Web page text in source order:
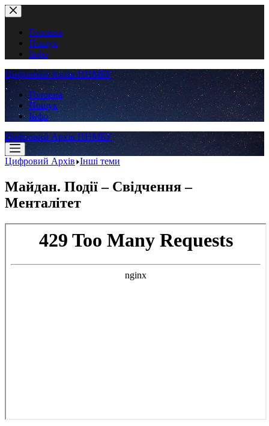
Перейти
до
вмістуГоловна
Пошук
Інфо
Цифровий Архів ННМБУ
Головна
Пошук
Інфо
Цифровий Архів ННМБУ
Цифровий Архів Інші теми
Майдан. Події – Свідчення –
Менталітет